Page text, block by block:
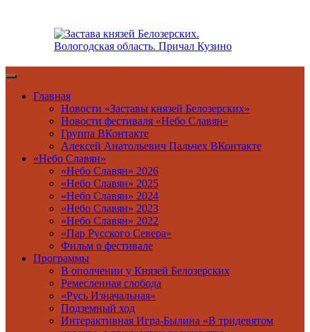
содержимому
Главная
Новости «Заставы князей Белозерских»
Новости фестиваля «Небо Славян»
Группа ВКонтакте
Алексей Анатольевич Пальчех ВКонтакте
«Небо Славян»
«Небо Славян» 2026
«Небо Славян» 2025
«Небо Славян» 2024
«Небо Славян» 2023
«Небо Славян» 2022
«Пар Русского Севера»
Фильм о фестивале
Программы
В ополчении у Князей Белозерских
Ремесленная слобода
«Русь Изначальная»
Подземный ход
Интерактивная Игра-Былина «В тридевятом